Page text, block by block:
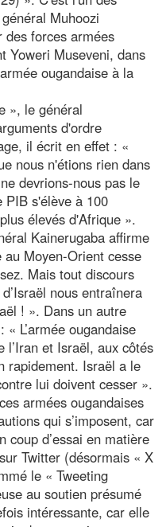
Muhoozi
des forces armées
Yoweri Museveni, dans
ougandaise à la
», le général
d'ordre
il écrit en effet : «
nous n'étions rien dans
devrions-nous pas le
PIB s'élève à 100
élevés d'Afrique ».
Kainerugaba affirme
Moyen-Orient cesse
Mais tout discours
nous entraînera
! ». Dans un autre
L’armée ougandaise
et Israël, aux côtés
rapidement. Israël a le
lui doivent cesser ».
armées ougandaises
qui s’imposent, car
coup d’essai en matière
Twitter (désormais « X
le « Tweeting
au soutien présumé
intéressante, car elle